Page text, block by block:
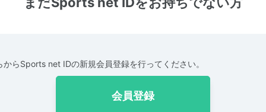
からSports net IDの新規会員登録を行ってください。
会員登録